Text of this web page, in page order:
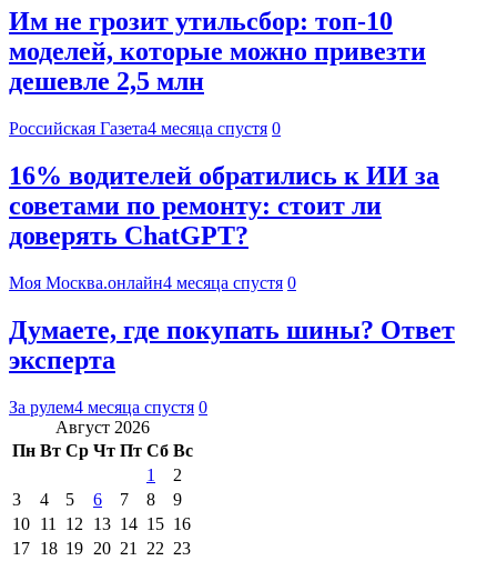
Им не грозит утильсбор: топ-10
моделей, которые можно привезти
дешевле 2,5 млн
Российская Газета4 месяца спустя 0
16% водителей обратились к ИИ за
советами по ремонту: стоит ли
доверять ChatGPT?
Моя Москва.онлайн4 месяца спустя 0
Думаете, где покупать шины? Ответ
эксперта
За рулем4 месяца спустя 0
Август 2026
Пн Вт Ср Чт Пт Сб Вс
1
2
3
4 5 6 7 8
9
10 11 12 13 14 15 16
17 18 19 20 21 22 23